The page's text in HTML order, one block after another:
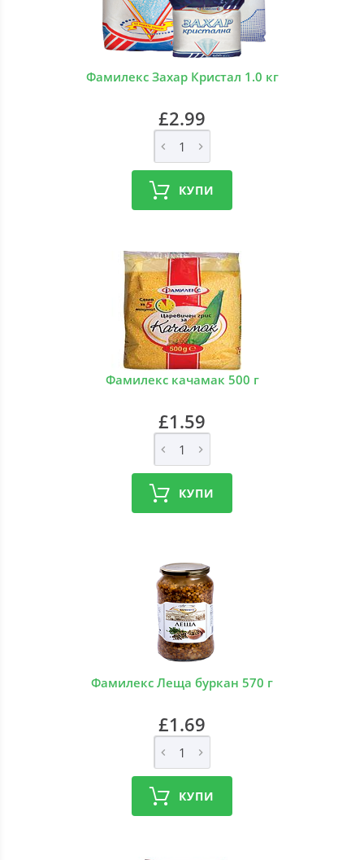
Фамилекс Захар Кристал 1.0 кг
£2.99
КУПИ
Фамилекс качамак 500 г
£1.59
КУПИ
Фамилекс Леща буркан 570 г
£1.69
КУПИ